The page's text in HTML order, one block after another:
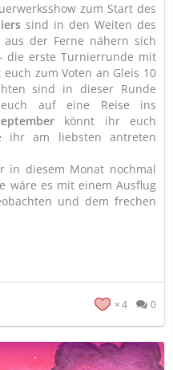
zum Start des
sind in den Weiten des
aus der Ferne nähern sich
die erste Turnierrunde mit
euch zum Voten an Gleis 10
sind in dieser Runde
auf eine Reise ins
könnt ihr euch
ihr am liebsten antreten
in diesem Monat nochmal
wäre es mit einem Ausflug
und dem frechen
4 0